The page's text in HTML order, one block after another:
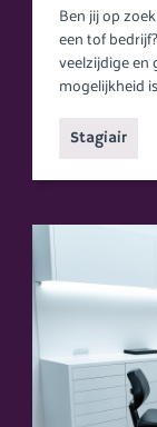
Ben jij op
een tof
veelzijdige en
mogelijkheid
Stagiair